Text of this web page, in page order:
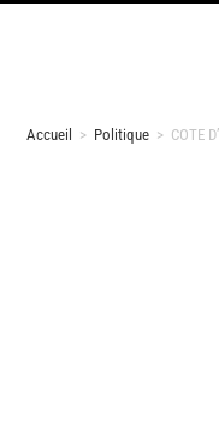
Accueil > Politique > COTE